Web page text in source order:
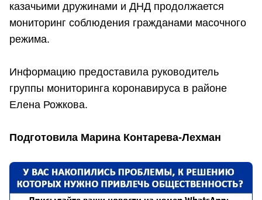
казачьими дружинами и ДНД продолжается
мониторинг соблюдения гражданами масочного
режима.
Информацию предоставила руководитель
группы мониторинга коронавируса в районе
Елена Рожкова.
Подготовила Марина Контарева-Лехман